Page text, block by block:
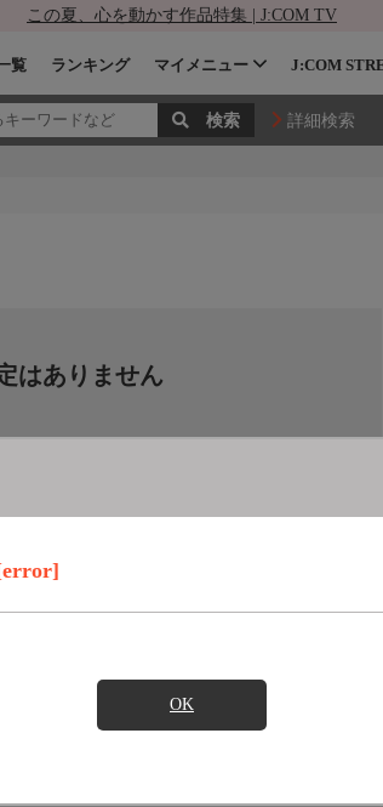
この夏、心を動かす作品特集 | J:COM TV
覧 ランキング マイメニュー J:COM
詳細検索
OK
はありません